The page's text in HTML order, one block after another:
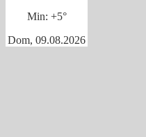
Min: +5°
Dom, 09.08.2026